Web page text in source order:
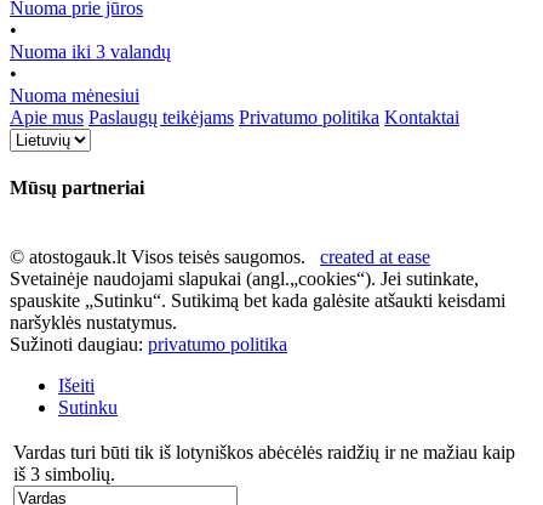
Nuoma prie jūros
•
Nuoma iki 3 valandų
•
Nuoma mėnesiui
Apie mus Paslaugų teikėjams Privatumo politika Kontaktai
Mūsų partneriai
© atostogauk.lt Visos teisės saugomos. created at ease
Svetainėje naudojami slapukai (angl.„cookies“). Jei sutinkate,
spauskite „Sutinku“. Sutikimą bet kada galėsite atšaukti keisdami
naršyklės nustatymus.
Sužinoti daugiau: privatumo politika
Išeiti
Sutinku
Vardas turi būti tik iš lotyniškos abėcėlės raidžių ir ne mažiau kaip
iš 3 simbolių.